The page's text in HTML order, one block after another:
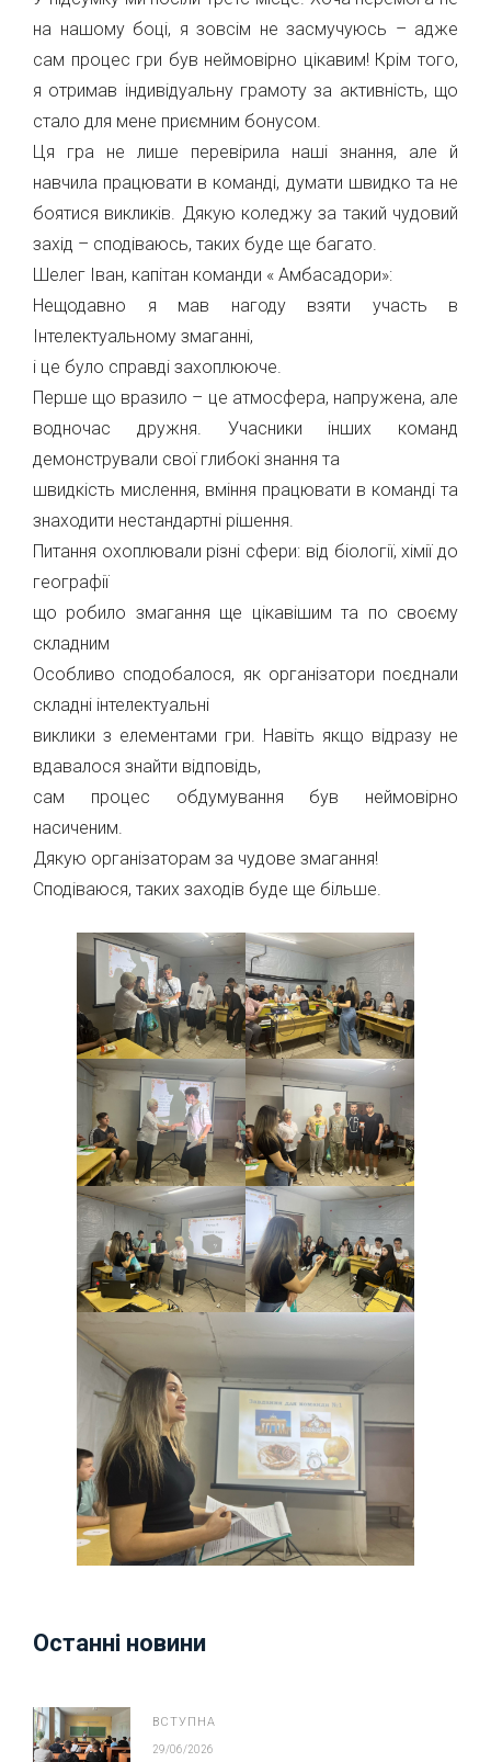
на нашому боці, я зовсім не засмучуюсь – адже
сам процес гри був неймовірно цікавим! Крім того,
я отримав індивідуальну грамоту за активність, що
стало для мене приємним бонусом.
Ця гра не лише перевірила наші знання, але й
навчила працювати в команді, думати швидко та не
боятися викликів. Дякую коледжу за такий чудовий
захід – сподіваюсь, таких буде ще багато.
Шелег Іван, капітан команди « Амбасадори»:
Нещодавно я мав нагоду взяти участь в
Інтелектуальному змаганні,
і це було справді захоплююче.
Перше що вразило – це атмосфера, напружена, але
водночас дружня. Учасники інших команд
демонстрували свої глибокі знання та
швидкість мислення, вміння працювати в команді та
знаходити нестандартні рішення.
Питання охоплювали різні сфери: від біології, хімії до
географії
що робило змагання ще цікавішим та по своєму
складним
Особливо сподобалося, як організатори поєднали
складні інтелектуальні
виклики з елементами гри. Навіть якщо відразу не
вдавалося знайти відповідь,
сам процес обдумування був неймовірно
насиченим.
Дякую організаторам за чудове змагання!
Сподіваюся, таких заходів буде ще більше.
Останні новини
ВСТУПНА
29/06/2026